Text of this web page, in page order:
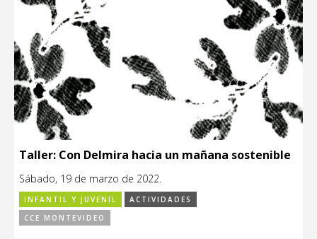
Taller: Con Delmira hacia un mañana sostenible
Sábado, 19 de marzo de 2022.
INFANTIL Y JUVENIL
ACTIVIDADES
CCE MONTEVIDEO